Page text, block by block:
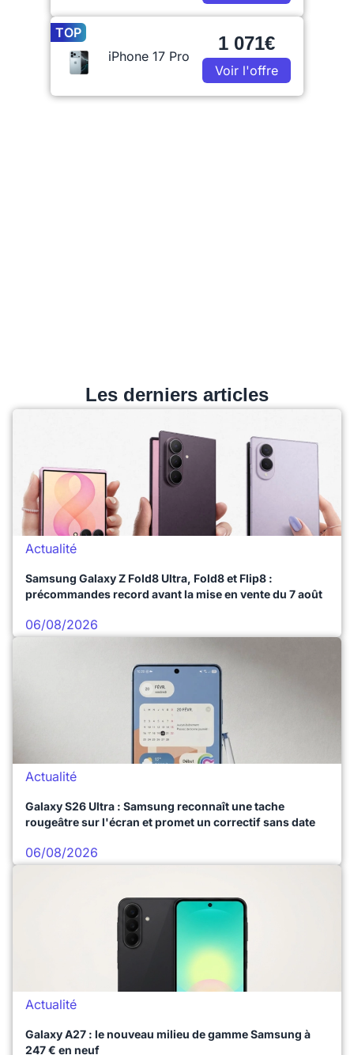
TOP
iPhone 17 Pro
1 071€
Voir l'offre
Les derniers articles
Actualité
Samsung Galaxy Z Fold8 Ultra, Fold8 et Flip8 :
précommandes record avant la mise en vente du 7 août
06/08/2026
Actualité
Galaxy S26 Ultra : Samsung reconnaît une tache
rougeâtre sur l'écran et promet un correctif sans date
06/08/2026
Actualité
Galaxy A27 : le nouveau milieu de gamme Samsung à
247 € en neuf